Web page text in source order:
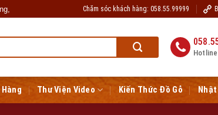
Hà, Đông Anh, Hà Nội. Kính chúc quý khách hàng sức
Chăm sóc khách hàng: 058.55.99999
Thư Viện Video Kiến Thức Đồ Gỗ